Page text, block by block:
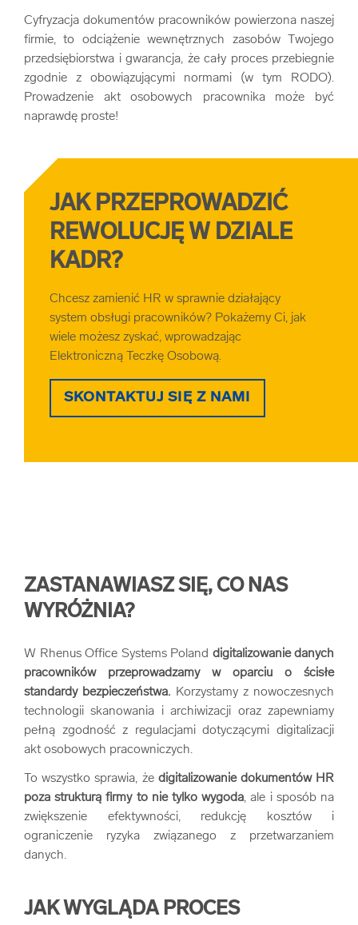
Cyfryzacja dokumentów pracowników powierzona naszej
firmie, to odciążenie wewnętrznych zasobów Twojego
przedsiębiorstwa i gwarancja, że cały proces przebiegnie
zgodnie z obowiązującymi normami (w tym RODO).
Prowadzenie akt osobowych pracownika może być
naprawdę proste!
JAK PRZEPROWADZIĆ
REWOLUCJĘ W DZIALE
KADR?
Chcesz zamienić HR w sprawnie działający
system obsługi pracowników? Pokażemy Ci, jak
wiele możesz zyskać, wprowadzając
Elektroniczną Teczkę Osobową.
SKONTAKTUJ SIĘ Z NAMI
ZASTANAWIASZ SIĘ, CO NAS
WYRÓŻNIA?
W Rhenus Office Systems Poland digitalizowanie danych
pracowników przeprowadzamy w oparciu o ścisłe
standardy bezpieczeństwa. Korzystamy z nowoczesnych
technologii skanowania i archiwizacji oraz zapewniamy
pełną zgodność z regulacjami dotyczącymi digitalizacji
akt osobowych pracowniczych.
To wszystko sprawia, że digitalizowanie dokumentów HR
poza strukturą firmy to nie tylko wygoda, ale i sposób na
zwiększenie efektywności, redukcję kosztów i
ograniczenie ryzyka związanego z przetwarzaniem
danych.
JAK WYGLĄDA PROCES